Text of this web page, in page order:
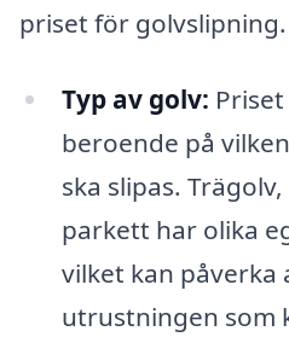
priset för golvslipning.
Typ av golv:
beroende på
ska slipas.
parkett har olika
vilket kan påverka
utrustningen som